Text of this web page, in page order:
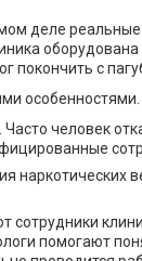
деле
покончить с
человек
помогают